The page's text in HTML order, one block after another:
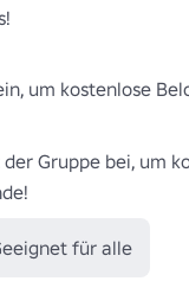
um kostenlose
Gruppe bei, um
für alle